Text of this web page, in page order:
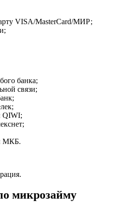
VISA/MasterCard/МИР;
банка;
связи;
QIWI;
МКБ.
микрозайму